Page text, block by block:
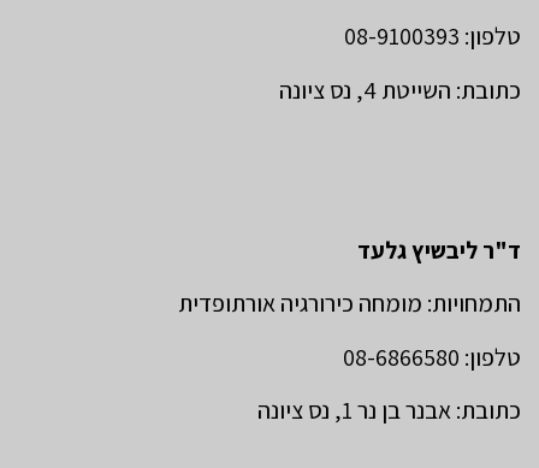
טלפון: 08-9100393
כתובת: השייטת 4, נס ציונה
ד"ר ליבשיץ גלעד
התמחויות: מומחה כירורגיה אורתופדית
טלפון: 08-6866580
כתובת: אבנר בן נר 1, נס ציונה